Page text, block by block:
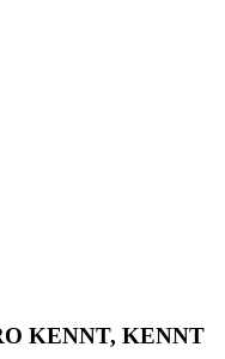
KENNT, KENNT